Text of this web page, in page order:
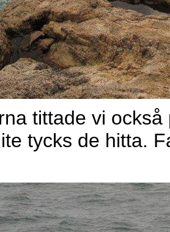
tittade vi
tycks de hitta.